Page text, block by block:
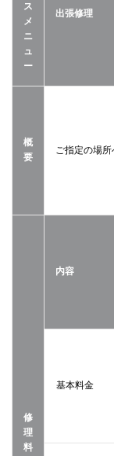
ス
メ
ニ
ュ
ー
出張修理
概
要
ご指定の場
修
理
料
内容
基本料金